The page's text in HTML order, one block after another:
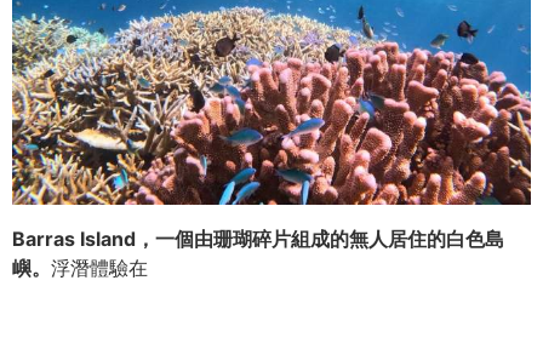
Barras Island，一個由珊瑚碎片組成的無人居住的白色島
嶼。 浮潛體驗在